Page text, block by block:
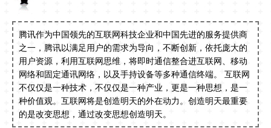
腾讯作为中国领先的互联网科技企业和中国先进的服务提供商
之一，腾讯以满足用户的需求为导向，不断创新，依托庞大的
用户资源，利用互联网思维，将即时通信整合进互联网、移动
网络和固定通讯网络，以及手持设备等多种通信终端。 互联网
不仅仅是一种技术，不仅仅是一种产业，更是一种思想，是一
种价值观。互联网将是创造明天的外在动力。创造明天最重要
的是改变思想，通过改变思想创造明天。